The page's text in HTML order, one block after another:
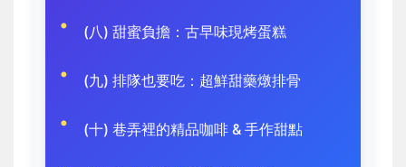
(八) 甜蜜負擔：古早味現烤蛋糕
(九) 排隊也要吃：超鮮甜藥燉排骨
(十) 巷弄裡的精品咖啡 & 手作甜點